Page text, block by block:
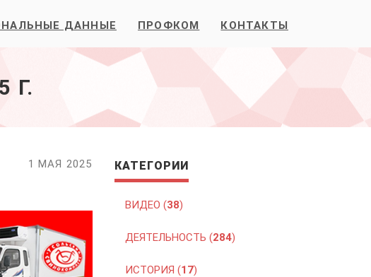
ДАННЫЕ ПРОФКОМ КОНТАКТЫ
Г.
1 МАЯ 2025 КАТЕГОРИИ
ВИДЕО (38)
ДЕЯТЕЛЬНОСТЬ (284)
ИСТОРИЯ (17)